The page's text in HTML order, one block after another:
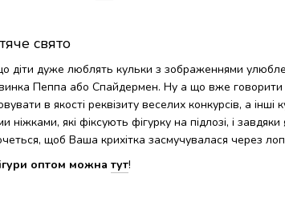
свято
діти дуже люблять кульки з зображеннями
Пеппа або Спайдермен. Ну а що вже говорити
в якості реквізиту веселих конкурсів, а
ніжками, які фіксують фігурку на підлозі, і
щоб Ваша крихітка засмучувалася через
оптом можна тут!